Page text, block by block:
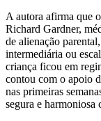
A autora afirma que
Richard Gardner,
de alienação
intermediária ou
criança ficou em
contou com o apoio
nas primeiras
segura e harmoniosa